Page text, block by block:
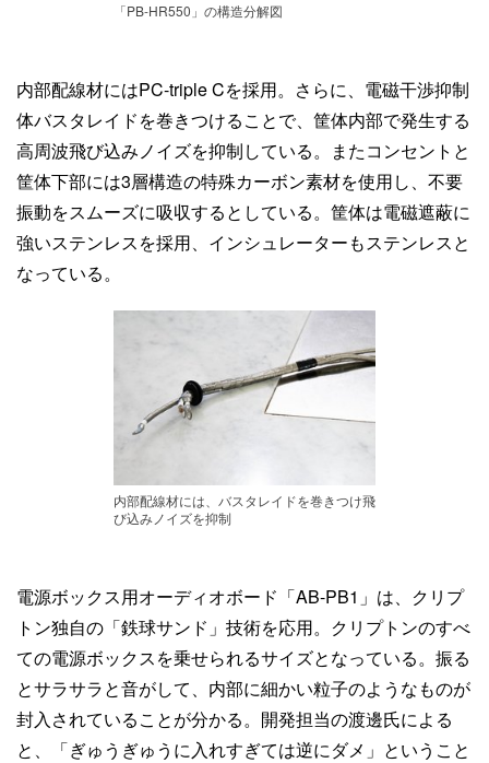
「PB-HR550」の構造分解図
内部配線材にはPC-triple Cを採用。さらに、電磁干渉抑制
体バスタレイドを巻きつけることで、筐体内部で発生する
高周波飛び込みノイズを抑制している。またコンセントと
筐体下部には3層構造の特殊カーボン素材を使用し、不要
振動をスムーズに吸収するとしている。筐体は電磁遮蔽に
強いステンレスを採用、インシュレーターもステンレスと
なっている。
内部配線材には、バスタレイドを巻きつけ飛
び込みノイズを抑制
電源ボックス用オーディオボード「AB-PB1」は、クリプ
トン独自の「鉄球サンド」技術を応用。クリプトンのすべ
ての電源ボックスを乗せられるサイズとなっている。振る
とサラサラと音がして、内部に細かい粒子のようなものが
封入されていることが分かる。開発担当の渡邊氏による
と、「ぎゅうぎゅうに入れすぎては逆にダメ」ということ